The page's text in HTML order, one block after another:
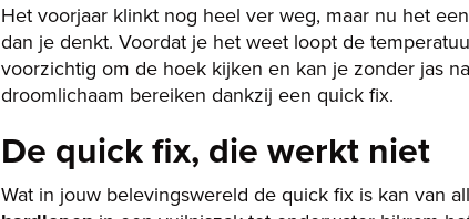
Het voorjaar klinkt nog heel ver weg, maar nu het
dan je denkt. Voordat je het weet loopt de
voorzichtig om de hoek kijken en kan je zonder jas
droomlichaam bereiken dankzij een quick fix.
De quick fix, die werkt niet
Wat in jouw belevingswereld de quick fix is kan van